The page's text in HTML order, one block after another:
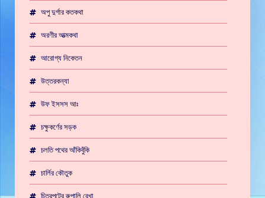
অপু দুর্গার কতকথা
অরণীর আত্মকথা
আরোগ্য নিকেতন
উত্তরকন্যা
উফ ইসসস আঃ
চক্ষুকর্ণের সড়ক
চলতি পথের আঁকিবুঁকি
চার্লির কৌতুক
চিত্রপটের রুপালি রেখা